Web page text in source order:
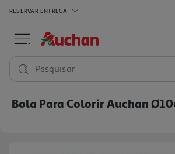
RESERVAR ENTREGA
Pesquisar
Bola Para Colorir Auchan